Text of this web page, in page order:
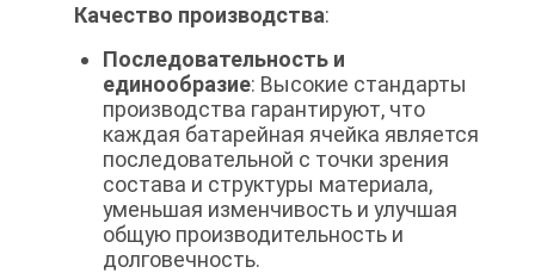
Качество производства:
Последовательность и
единообразие: Высокие стандарты
производства гарантируют, что
каждая батарейная ячейка является
последовательной с точки зрения
состава и структуры материала,
уменьшая изменчивость и улучшая
общую производительность и
долговечность.